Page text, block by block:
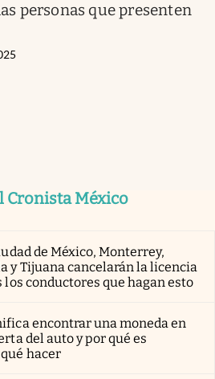
personas que presenten
Cronista México
de México, Monterrey,
y Tijuana cancelarán la licencia
los conductores que hagan esto
encontrar una moneda en
del auto y por qué es
hacer